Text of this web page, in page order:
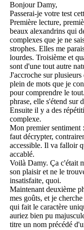
Bonjour Damy,
Passerai-je votre test
Première lecture,
beaux alexandrins qui
complexes que je ne
strophes. Elles me
lourdes. Troisième et
sont d'une tout autre
J'accroche sur
plein de mots que je
pour comprendre le
phrase, elle s'étend sur
Ensuite il y a des
complexe.
Mon premier sentiment
faut décrypter,
accessible. Il va falloir
accablé.
Voilà Damy. Ça c'était
son plaisir et ne le
insatisfaite, quoi.
Maintenant deuxième
mes goûts, et je
qui fait le caractère
auriez bien pu
titre un nom précédé